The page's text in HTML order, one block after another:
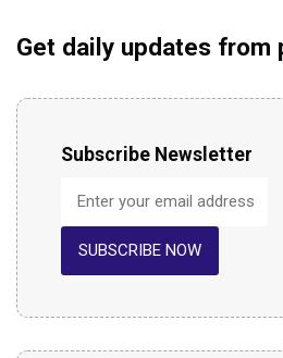
Get daily updates from
Subscribe Newsletter
SUBSCRIBE NOW